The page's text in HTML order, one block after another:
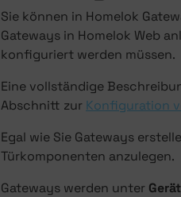
Sie können in Homelok
Gateways in Homelok Web
konfiguriert werden müssen.
Eine vollständige
Abschnitt zur Konfiguration
Egal wie Sie Gateways
Türkomponenten anzulegen.
Gateways werden unter